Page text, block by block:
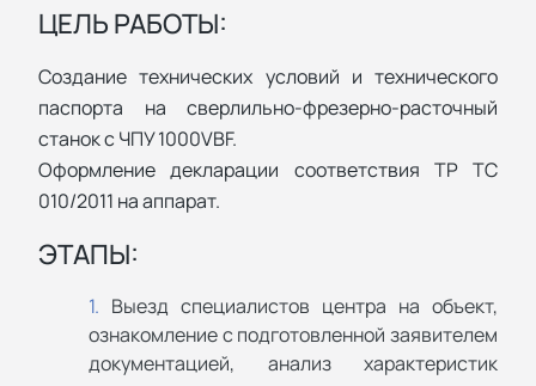
ЦЕЛЬ РАБОТЫ:
Создание технических условий и технического
паспорта на сверлильно-фрезерно-расточный
станок с ЧПУ 1000VBF.
Оформление декларации соответствия ТР ТС
010/2011 на аппарат.
ЭТАПЫ:
Выезд специалистов центра на объект,
ознакомление с подготовленной заявителем
документацией, анализ характеристик